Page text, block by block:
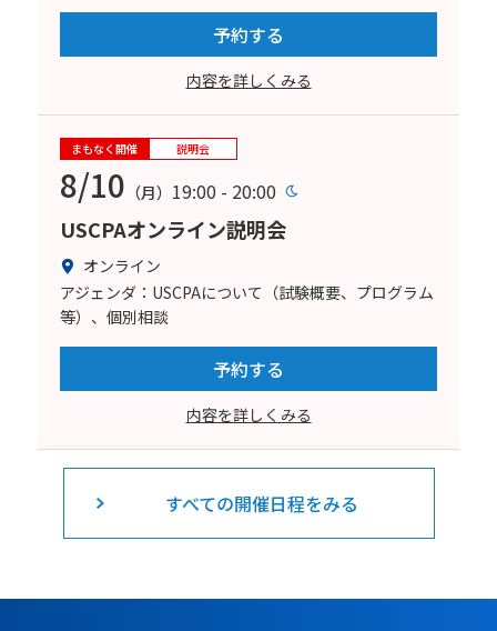
予約する
内容を詳しくみる
まもなく開催 説明会
8/10 （月） 19:00 - 20:00
USCPAオンライン説明会
オンライン
アジェンダ：USCPAについて（試験概要、プログラム
等）、個別相談
予約する
内容を詳しくみる
すべての開催日程をみる